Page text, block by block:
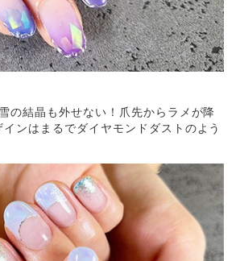
の結晶も外せない！爪先からラメが降
ンはまるでダイヤモンドダストのよう